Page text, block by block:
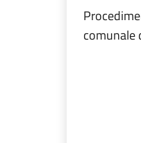
comunale